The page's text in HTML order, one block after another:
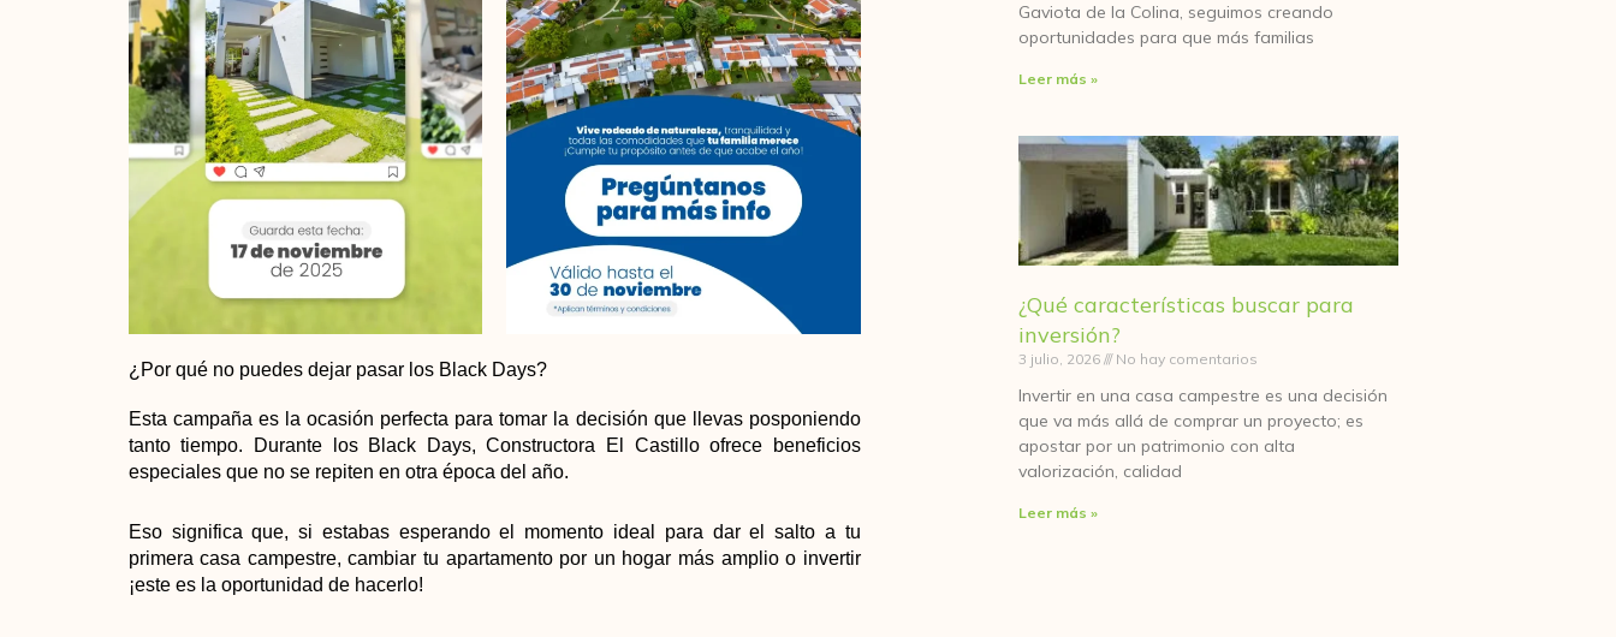
¿Por qué no puedes dejar pasar los Black Days?
Esta campaña es la ocasión perfecta para tomar la decisión que llevas posponiendo
tanto tiempo. Durante los Black Days, Constructora El Castillo ofrece beneficios
especiales que no se repiten en otra época del año.
Eso significa que, si estabas esperando el momento ideal para dar el salto a tu
primera casa campestre, cambiar tu apartamento por un hogar más amplio o invertir
¡este es la oportunidad de hacerlo!
Gaviota de la Colina, seguimos creando
oportunidades para que más familias
Leer más »
¿Qué características buscar para
inversión?
3 julio, 2026 No hay comentarios
Invertir en una casa campestre es una decisión
que va más allá de comprar un proyecto; es
apostar por un patrimonio con alta
valorización, calidad
Leer más »